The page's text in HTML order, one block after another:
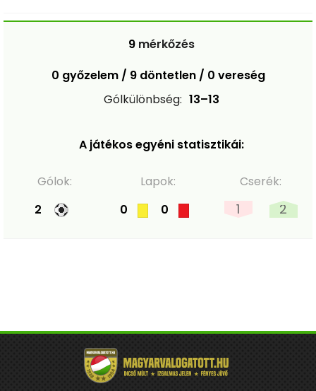
9 mérkőzés
0 győzelem / 9 döntetlen / 0 vereség
Gólkülönbség: 13–13
A játékos egyéni statisztikái:
Gólok:
2
Lapok:
0
0
Cserék:
1 2